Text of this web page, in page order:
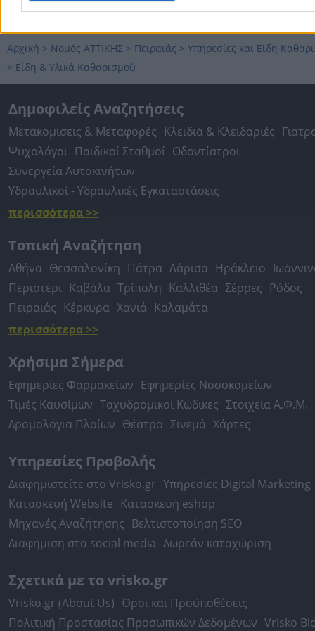
Αρχική > Νομός ΑΤΤΙΚΗΣ > Πειραιάς > Υπηρεσίες και Είδη
> Είδη & Υλικά Καθαρισμού
Δημοφιλείς Αναζητήσεις
Μετακομίσεις & Μεταφορές Κλειδιά & Κλειδαριές
Ψυχολόγοι Παιδικοί Σταθμοί Οδοντίατροι
Συνεργεία Αυτοκινήτων
Υδραυλικοί - Υδραυλικές Εγκαταστάσεις
περισσότερα >>
Τοπική Αναζήτηση
Αθήνα Θεσσαλονίκη Πάτρα Λάρισα Ηράκλειο
Περιστέρι Καβάλα Τρίπολη Καλλιθέα Σέρρες Ρόδος
Πειραιάς Κέρκυρα Χανιά Καλαμάτα
περισσότερα >>
Χρήσιμα Σήμερα
Εφημερίες Φαρμακείων Εφημερίες Νοσοκομείων
Τιμές Καυσίμων Ταχυδρομικοί Κώδικες Στοιχεία Α.Φ.Μ.
Δρομολόγια Πλοίων Θέατρο Σινεμά Χάρτες
Υπηρεσίες Προβολής
Διαφημιστείτε στο Vrisko.gr Υπηρεσίες Digital Marketing
Κατασκευή Website Κατασκευή eshop
Μηχανές Αναζήτησης Βελτιστοποίηση SEO
Διαφήμιση στα social media Δωρεάν καταχώριση
Σχετικά με το vrisko.gr
Vrisko.gr (About Us) Όροι και Προϋποθέσεις
Πολιτική Προστασίας Προσωπικών Δεδομένων Vrisko